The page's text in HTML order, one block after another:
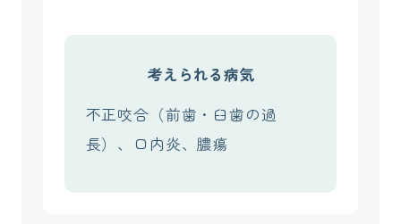
考えられる病気
不正咬合（前歯・臼歯の過
長）、口内炎、膿瘍